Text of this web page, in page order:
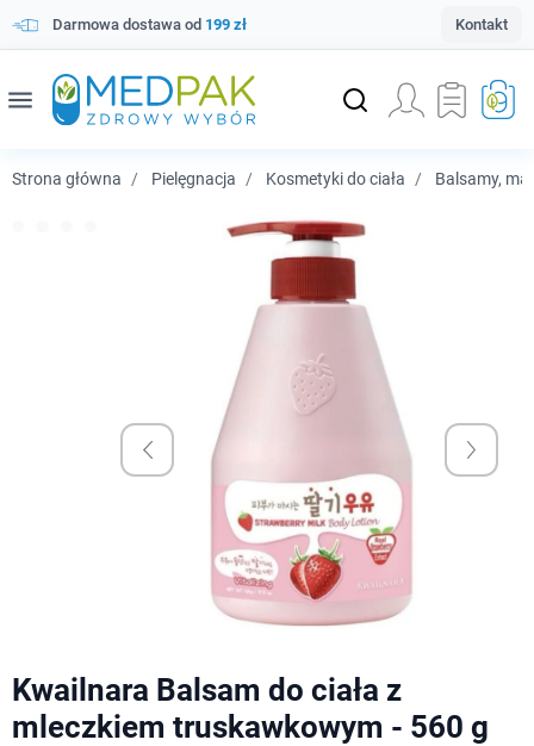
Darmowa dostawa od 199 zł Kontakt
menu
Strona główna Pielęgnacja Kosmetyki do ciała Balsamy,
Kwailnara Balsam do ciała z
mleczkiem truskawkowym - 560 g